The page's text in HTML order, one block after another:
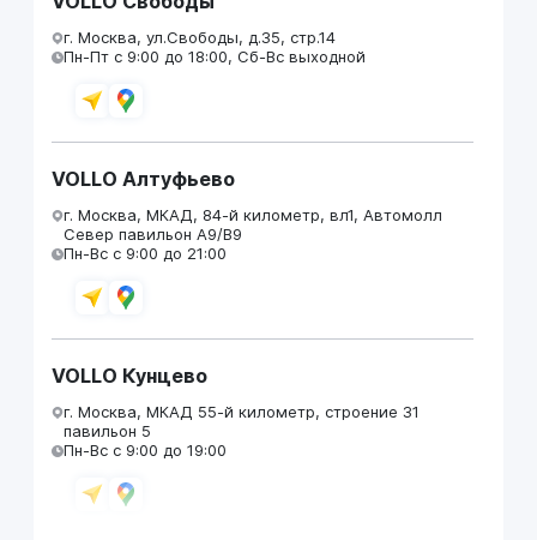
г. Москва, ул.Свободы, д.35, стр.14
Пн-Пт с 9:00 до 18:00, Сб-Вс выходной
VOLLO Алтуфьево
г. Москва, МКАД, 84-й километр, вл1, Автомолл
Север павильон А9/В9
Пн-Вс с 9:00 до 21:00
VOLLO Кунцево
г. Москва, МКАД 55-й километр, строение 31
павильон 5
Пн-Вс с 9:00 до 19:00